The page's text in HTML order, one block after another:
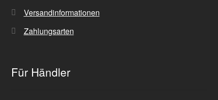
Versandinformationen
Zahlungsarten
Für Händler